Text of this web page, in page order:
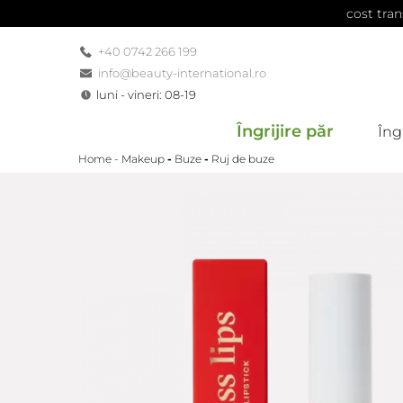
cost
+40 0742 266 199
info@beauty-international.ro
luni - vineri: 08-19
Îngrijire păr
Home - Makeup - Buze - Ruj de buze